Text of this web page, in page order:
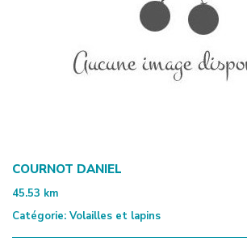
COURNOT DANIEL
45.53 km
Catégorie: Volailles et lapins